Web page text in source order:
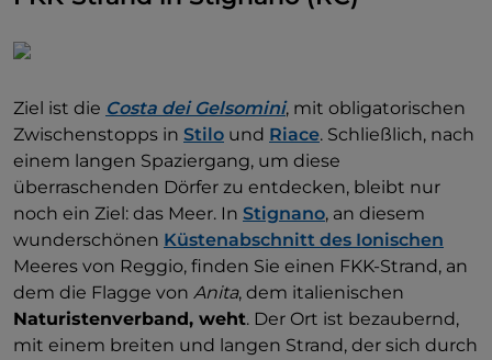
Ziel ist die Costa dei Gelsomini, mit obligatorischen
Zwischenstopps in Stilo und Riace. Schließlich, nach
einem langen Spaziergang, um diese
überraschenden Dörfer zu entdecken, bleibt nur
noch ein Ziel: das Meer. In Stignano, an diesem
wunderschönen Küstenabschnitt des Ionischen
Meeres von Reggio, finden Sie einen FKK-Strand, an
dem die Flagge von Anita, dem italienischen
Naturistenverband, weht. Der Ort ist bezaubernd,
mit einem breiten und langen Strand, der sich durch